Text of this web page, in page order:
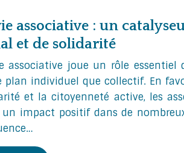
associative : un
et de solidarité
associative joue un rôle essentiel
plan individuel que collectif. En
et la citoyenneté active, les
un impact positif dans de